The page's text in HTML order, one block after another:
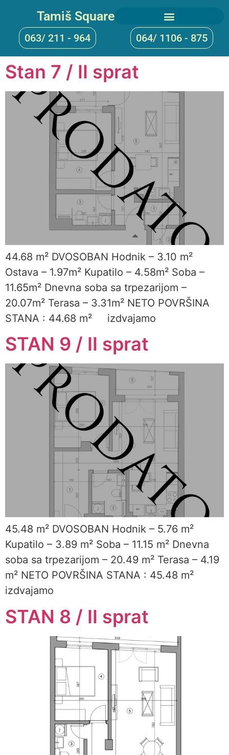
Tamiš Square
063/ 211 - 964 064/ 1106 - 875
Stan 7 / II sprat
44.68 m² DVOSOBAN Hodnik – 3.10 m²
Ostava – 1.97m² Kupatilo – 4.58m² Soba –
11.65m² Dnevna soba sa trpezarijom –
20.07m² Terasa – 3.31m² NETO POVRŠINA
STANA : 44.68 m² izdvajamo
STAN 9 / II sprat
45.48 m² DVOSOBAN Hodnik – 5.76 m²
Kupatilo – 3.89 m² Soba – 11.15 m² Dnevna
soba sa trpezarijom – 20.49 m² Terasa – 4.19
m² NETO POVRŠINA STANA : 45.48 m²
izdvajamo
STAN 8 / II sprat